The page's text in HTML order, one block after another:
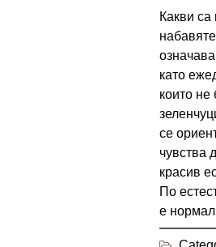
Какви
като
които
се
чувства
красив
По
е